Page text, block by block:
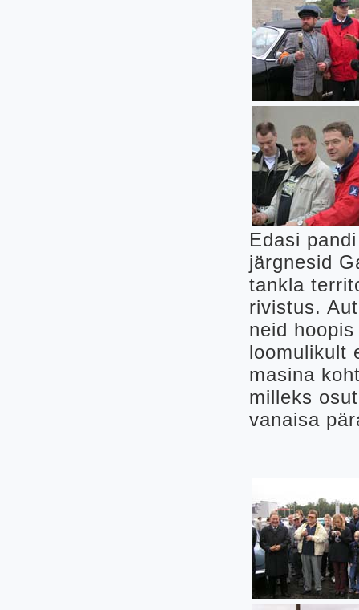
Edasi
järgnesid
tankla
rivistus.
neid
loomulikult
masina
milleks
vanaisa